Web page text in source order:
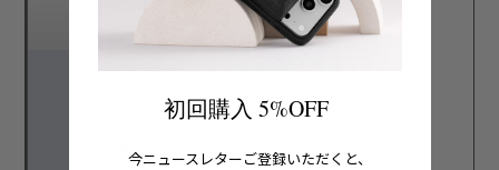
マイクロバッグ初回購入 5%OFF
今ニュースレターご登録いただくと、